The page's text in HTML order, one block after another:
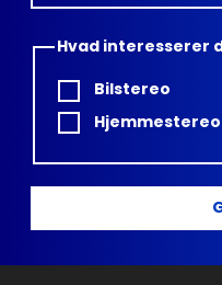
Hvad interesserer
Bilstereo
Hjemmestereo